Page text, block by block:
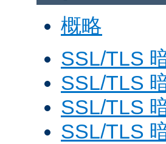
概略
SSL/TLS
SSL/TLS
SSL/TLS
SSL/TLS